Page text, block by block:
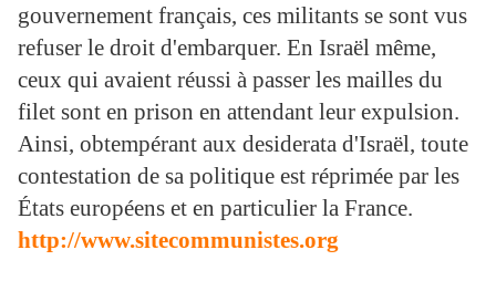
gouvernement français, ces militants se sont vus
refuser le droit d'embarquer. En Israël même,
ceux qui avaient réussi à passer les mailles du
filet sont en prison en attendant leur expulsion.
Ainsi, obtempérant aux desiderata d'Israël, toute
contestation de sa politique est réprimée par les
États européens et en particulier la France.
http://www.sitecommunistes.org